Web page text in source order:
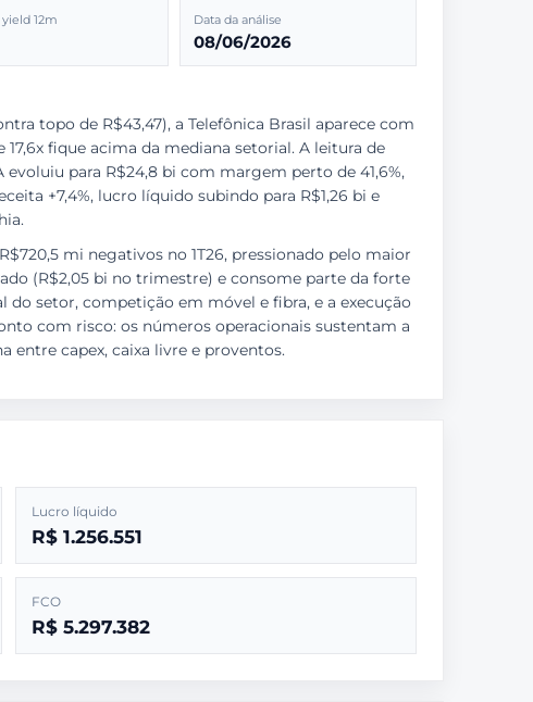
12m Data da análise
08/06/2026
topo de R$43,47), a Telefônica Brasil aparece com
fique acima da mediana setorial. A leitura de
para R$24,8 bi com margem perto de 41,6%,
+7,4%, lucro líquido subindo para R$1,26 bi e
mi negativos no 1T26, pressionado pelo maior
(R$2,05 bi no trimestre) e consome parte da forte
setor, competição em móvel e fibra, e a execução
com risco: os números operacionais sustentam a
entre capex, caixa livre e proventos.
Lucro líquido
R$ 1.256.551
FCO
R$ 5.297.382